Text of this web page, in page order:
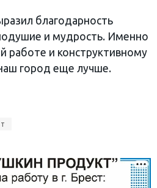
благодарность
и мудрость. Именно
работе и конструктивному
город еще лучше.